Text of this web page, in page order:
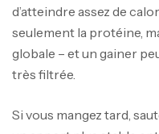
d’atteindre assez de
seulement la protéine,
globale – et un gainer
très filtrée.
Si vous mangez tard,